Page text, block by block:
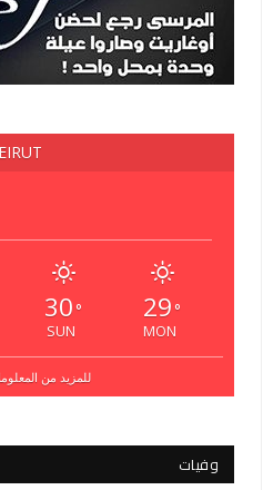
30 °
SUN
29 °
MON
للمزيد من
وفيات